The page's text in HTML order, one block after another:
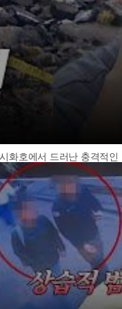
화호에서 드러난 충격적